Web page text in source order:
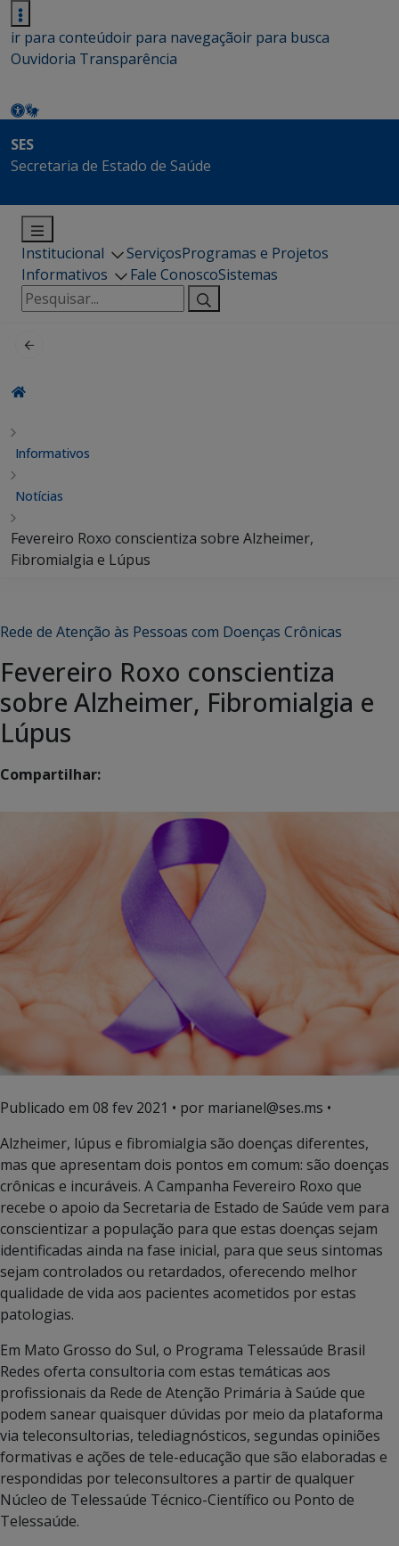
ir para conteúdoir para navegaçãoir para busca
Ouvidoria Transparência
SES
Secretaria de Estado de Saúde
Institucional ServiçosProgramas e Projetos
Informativos
Fale ConoscoSistemas
Pesquisar
por:
Informativos
Notícias
Fevereiro Roxo conscientiza sobre Alzheimer,
Fibromialgia e Lúpus
Rede de Atenção às Pessoas com Doenças Crônicas
Fevereiro Roxo conscientiza
sobre Alzheimer, Fibromialgia e
Lúpus
Compartilhar:
Publicado em 08 fev 2021 • por marianel@ses.ms •
Alzheimer, lúpus e fibromialgia são doenças diferentes,
mas que apresentam dois pontos em comum: são doenças
crônicas e incuráveis. A Campanha Fevereiro Roxo que
recebe o apoio da Secretaria de Estado de Saúde vem para
conscientizar a população para que estas doenças sejam
identificadas ainda na fase inicial, para que seus sintomas
sejam controlados ou retardados, oferecendo melhor
qualidade de vida aos pacientes acometidos por estas
patologias.
Em Mato Grosso do Sul, o Programa Telessaúde Brasil
Redes oferta consultoria com estas temáticas aos
profissionais da Rede de Atenção Primária à Saúde que
podem sanear quaisquer dúvidas por meio da plataforma
via teleconsultorias, telediagnósticos, segundas opiniões
formativas e ações de tele-educação que são elaboradas e
respondidas por teleconsultores a partir de qualquer
Núcleo de Telessaúde Técnico-Científico ou Ponto de
Telessaúde.